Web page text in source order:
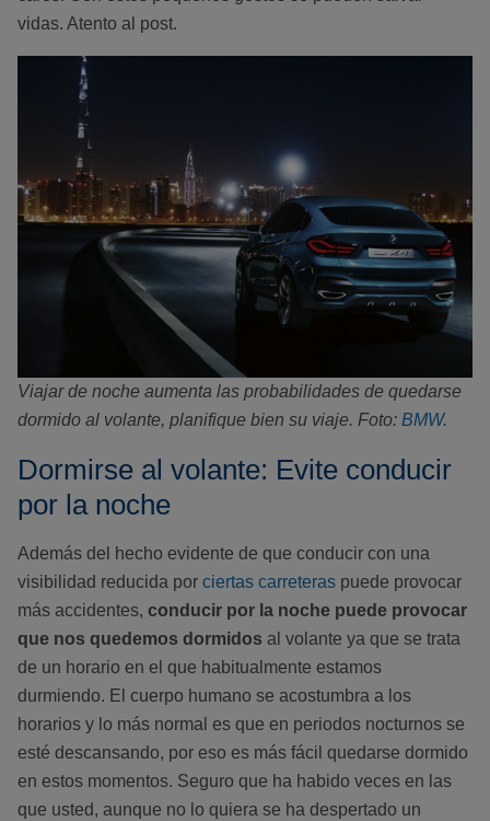
vidas. Atento al post.
Viajar de noche aumenta las probabilidades de quedarse
dormido al volante, planifique bien su viaje. Foto: BMW.
Dormirse al volante: Evite conducir
por la noche
Además del hecho evidente de que conducir con una
visibilidad reducida por ciertas carreteras puede provocar
más accidentes, conducir por la noche puede provocar
que nos quedemos dormidos al volante ya que se trata
de un horario en el que habitualmente estamos
durmiendo. El cuerpo humano se acostumbra a los
horarios y lo más normal es que en periodos nocturnos se
esté descansando, por eso es más fácil quedarse dormido
en estos momentos. Seguro que ha habido veces en las
que usted, aunque no lo quiera se ha despertado un